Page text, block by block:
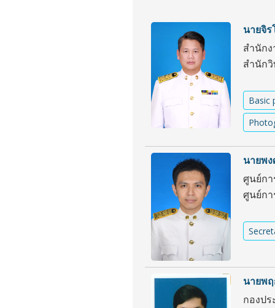
นายจิ
สำนัก
สำนัก
Basic
นายพ
ศูนย์กา
ศูนย์ก
นายพ
กองป